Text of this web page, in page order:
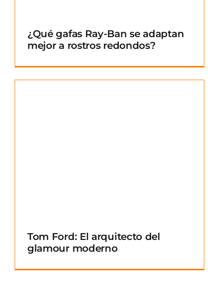
¿Qué gafas Ray-Ban se adaptan
mejor a rostros redondos?
Tom Ford: El arquitecto del
glamour moderno